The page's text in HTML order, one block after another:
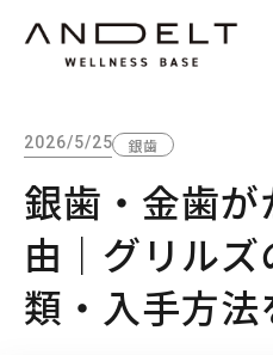
2026/5/25 銀歯
銀歯・金歯
由｜グリル
類・入手方法